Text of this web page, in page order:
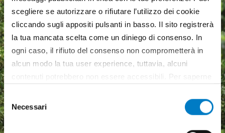
scegliere se autorizzare o rifiutare l’utilizzo dei cookie
cliccando sugli appositi pulsanti in basso. Il sito registrerà
la tua mancata scelta come un diniego di consenso. In
ogni caso, il rifiuto del consenso non comprometterà in
alcun modo la tua user experience, tuttavia, alcuni
contenuti potrebbero non essere accessibili. Per saperne
all’utilizzo di tutti, o solamente di alcuni di essi, ti
Selezione
del
consenso
Necessari